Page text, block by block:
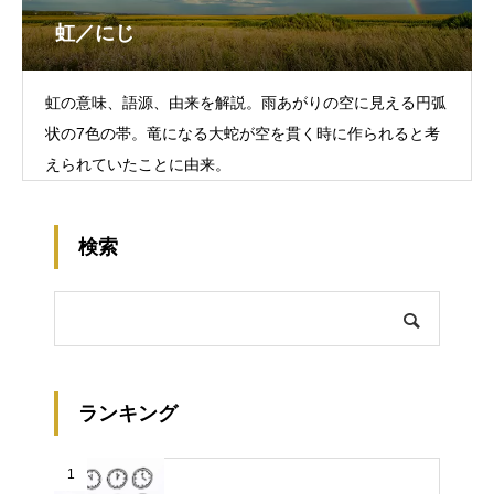
虹／にじ
虹の意味、語源、由来を解説。雨あがりの空に見える円弧
状の7色の帯。竜になる大蛇が空を貫く時に作られると考
えられていたことに由来。
検索
ランキング
1